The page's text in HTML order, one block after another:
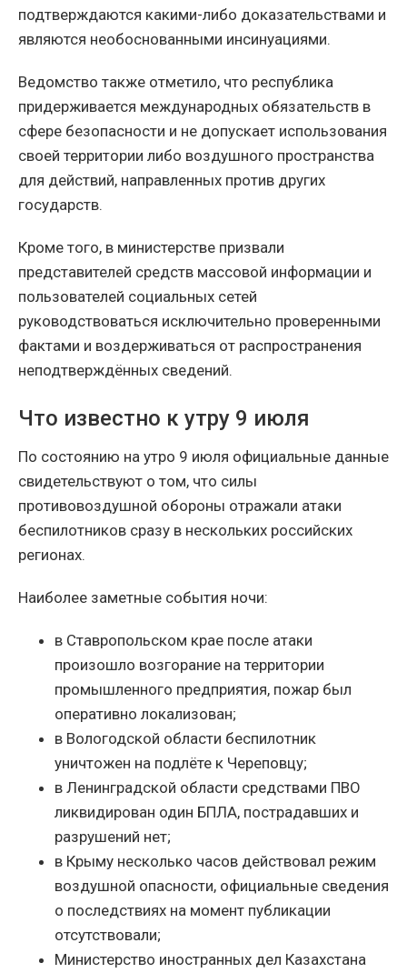
подтверждаются какими-либо доказательствами и
являются необоснованными инсинуациями.
Ведомство также отметило, что республика
придерживается международных обязательств в
сфере безопасности и не допускает использования
своей территории либо воздушного пространства
для действий, направленных против других
государств.
Кроме того, в министерстве призвали
представителей средств массовой информации и
пользователей социальных сетей
руководствоваться исключительно проверенными
фактами и воздерживаться от распространения
неподтверждённых сведений.
Что известно к утру 9 июля
По состоянию на утро 9 июля официальные данные
свидетельствуют о том, что силы
противовоздушной обороны отражали атаки
беспилотников сразу в нескольких российских
регионах.
Наиболее заметные события ночи:
в Ставропольском крае после атаки
произошло возгорание на территории
промышленного предприятия, пожар был
оперативно локализован;
в Вологодской области беспилотник
уничтожен на подлёте к Череповцу;
в Ленинградской области средствами ПВО
ликвидирован один БПЛА, пострадавших и
разрушений нет;
в Крыму несколько часов действовал режим
воздушной опасности, официальные сведения
о последствиях на момент публикации
отсутствовали;
Министерство иностранных дел Казахстана